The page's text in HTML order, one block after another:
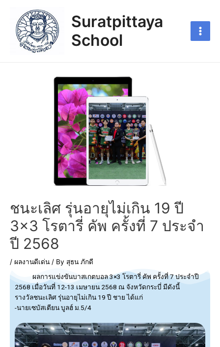
Suratpittaya
School
ชนะเลิศ รุ่นอายุไม่เกิน 19 ปี
3×3 โรตารี่ คัพ ครั้งที่ 7 ประจำ
ปี 2568
/ ผลงานดีเด่น / By สุธน ภักดี
ผลการแข่งขันบาสเกตบอล 3×3 โรตารี่ คัพ ครั้งที่ 7 ประจำปี
2568 เมื่อวันที่ 12-13 เมษายน 2568 ณ จังหวัดกระบี่ มีดังนี้
รางวัลชนะเลิศ รุ่นอายุไม่เกิน 19 ปี ชาย ได้แก่
-นายเซบัสเตียน บูลฮ์ ม.5/4